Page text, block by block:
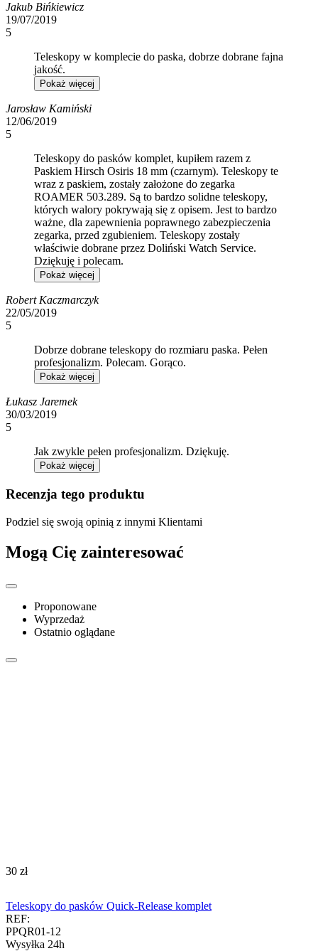
Jakub Bińkiewicz
19/07/2019
5
Teleskopy w komplecie do paska, dobrze dobrane fajna
jakość.
Pokaż więcej
Jarosław Kamiński
12/06/2019
5
Teleskopy do pasków komplet, kupiłem razem z
Paskiem Hirsch Osiris 18 mm (czarnym). Teleskopy te
wraz z paskiem, zostały założone do zegarka
ROAMER 503.289. Są to bardzo solidne teleskopy,
których walory pokrywają się z opisem. Jest to bardzo
ważne, dla zapewnienia poprawnego zabezpieczenia
zegarka, przed zgubieniem. Teleskopy zostały
właściwie dobrane przez Doliński Watch Service.
Dziękuję i polecam.
Pokaż więcej
Robert Kaczmarczyk
22/05/2019
5
Dobrze dobrane teleskopy do rozmiaru paska. Pełen
profesjonalizm. Polecam. Gorąco.
Pokaż więcej
Łukasz Jaremek
30/03/2019
5
Jak zwykle pełen profesjonalizm. Dziękuję.
Pokaż więcej
Recenzja tego produktu
Podziel się swoją opinią z innymi Klientami
Mogą Cię zainteresować
Proponowane
Wyprzedaż
Ostatnio oglądane
‍30‍ zł
Teleskopy do pasków Quick-Release komplet
REF:
PPQR01-12
Wysyłka 24h